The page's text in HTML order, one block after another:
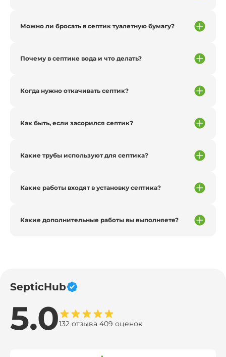
Можно ли бросать в септик туалетную бумагу?
Почему в септике вода и что делать?
Когда нужно откачивать септик?
Как быть, если засорился септик?
Какие трубы используют для септика?
Какие работы входят в установку септика?
Какие дополнительные работы вы выполняете?
SepticHub
5.0132 отзыва 409 оценок